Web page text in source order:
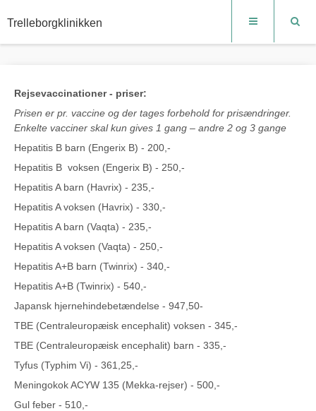
Trelleborgklinikken
Rejsevaccinationer - priser:
Prisen er pr. vaccine og der tages forbehold for prisændringer.
Enkelte vacciner skal kun gives 1 gang – andre 2 og 3 gange
Hepatitis B barn (Engerix B) - 200,-
Hepatitis B voksen (Engerix B) - 250,-
Hepatitis A barn (Havrix) - 235,-
Hepatitis A voksen (Havrix) - 330,-
Hepatitis A barn (Vaqta) - 235,-
Hepatitis A voksen (Vaqta) - 250,-
Hepatitis A+B barn (Twinrix) - 340,-
Hepatitis A+B (Twinrix) - 540,-
Japansk hjernehindebetændelse - 947,50-
TBE (Centraleuropæisk encephalit) voksen - 345,-
TBE (Centraleuropæisk encephalit) barn - 335,-
Tyfus (Typhim Vi) - 361,25,-
Meningokok ACYW 135 (Mekka-rejser) - 500,-
Gul feber - 510,-